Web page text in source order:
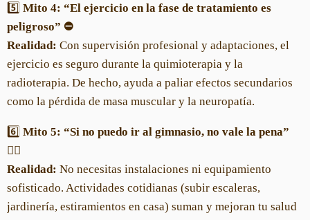
5️⃣ Mito 4: “El ejercicio en la fase de tratamiento es
peligroso” ⛔
Realidad: Con supervisión profesional y adaptaciones, el
ejercicio es seguro durante la quimioterapia y la
radioterapia. De hecho, ayuda a paliar efectos secundarios
como la pérdida de masa muscular y la neuropatía.
6️⃣ Mito 5: “Si no puedo ir al gimnasio, no vale la pena”
🏋️‍♀️
Realidad: No necesitas instalaciones ni equipamiento
sofisticado. Actividades cotidianas (subir escaleras,
jardinería, estiramientos en casa) suman y mejoran tu salud